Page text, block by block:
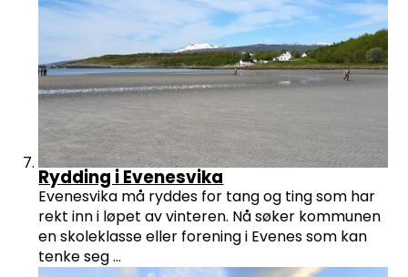
Rydding i Evenesvika
Evenesvika må ryddes for tang og ting som har
rekt inn i løpet av vinteren. Nå søker kommunen
en skoleklasse eller forening i Evenes som kan
tenke seg ...